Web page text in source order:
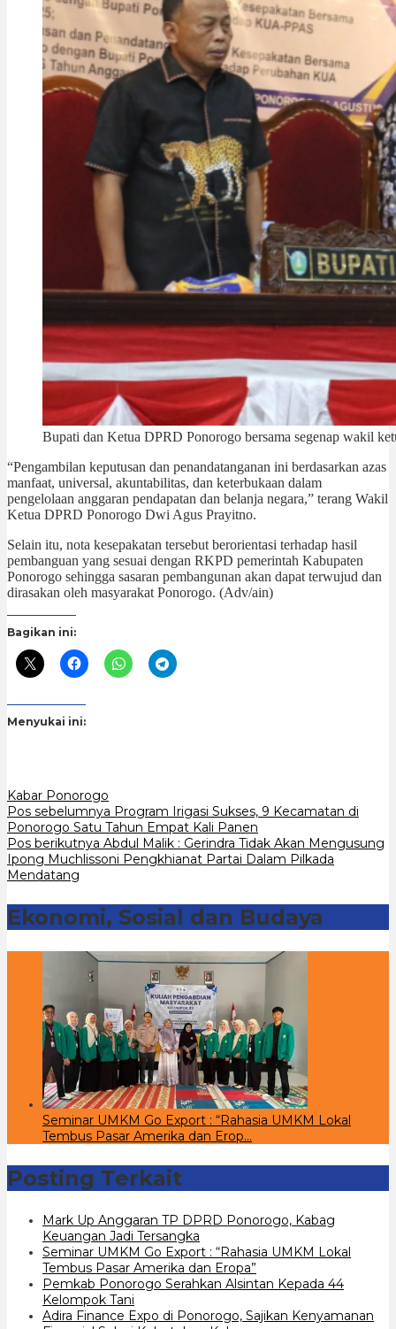
Bupati dan Ketua DPRD Ponorogo bersama segenap wakil
“Pengambilan keputusan dan penandatanganan ini berdasarkan azas
manfaat, universal, akuntabilitas, dan keterbukaan dalam
pengelolaan anggaran pendapatan dan belanja negara,” terang Wakil
Ketua DPRD Ponorogo Dwi Agus Prayitno.
Selain itu, nota kesepakatan tersebut berorientasi terhadap hasil
pembanguan yang sesuai dengan RKPD pemerintah Kabupaten
Ponorogo sehingga sasaran pembangunan akan dapat terwujud dan
dirasakan oleh masyarakat Ponorogo. (Adv/ain)
Bagikan ini:
Menyukai ini:
Kabar Ponorogo
Navigasi
pos
Pos sebelumnya Program Irigasi Sukses, 9 Kecamatan di
Ponorogo Satu Tahun Empat Kali Panen
Pos berikutnya Abdul Malik : Gerindra Tidak Akan Mengusung
Ipong Muchlissoni Pengkhianat Partai Dalam Pilkada
Mendatang
Ekonomi, Sosial dan Budaya
Seminar UMKM Go Export : “Rahasia UMKM Lokal
Tembus Pasar Amerika dan Erop…
Posting Terkait
Mark Up Anggaran TP DPRD Ponorogo, Kabag
Keuangan Jadi Tersangka
Seminar UMKM Go Export : “Rahasia UMKM Lokal
Tembus Pasar Amerika dan Eropa”
Pemkab Ponorogo Serahkan Alsintan Kepada 44
Kelompok Tani
Adira Finance Expo di Ponorogo, Sajikan Kenyamanan